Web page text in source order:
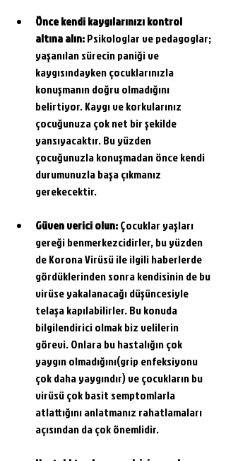
Önce kendi kaygılarınızı kontrol
altına alın: Psikologlar ve pedagoglar;
yaşanılan sürecin paniği ve
kaygısındayken çocuklarınızla
konuşmanın doğru olmadığını
belirtiyor. Kaygı ve korkularınız
çocuğunuza çok net bir şekilde
yansıyacaktır. Bu yüzden
çocuğunuzla konuşmadan önce kendi
durumunuzla başa çıkmanız
gerekecektir.
Güven verici olun: Çocuklar yaşları
gereği benmerkezcidirler, bu yüzden
de Korona Virüsü ile ilgili haberlerde
gördüklerinden sonra kendisinin de bu
virüse yakalanacağı düşüncesiyle
telaşa kapılabilirler. Bu konuda
bilgilendirici olmak biz velilerin
görevi. Onlara bu hastalığın çok
yaygın olmadığını(grip enfeksiyonu
çok daha yaygındır) ve çocukların bu
virüsü çok basit semptomlarla
atlattığını anlatmanız rahatlamaları
açısından da çok önemlidir.